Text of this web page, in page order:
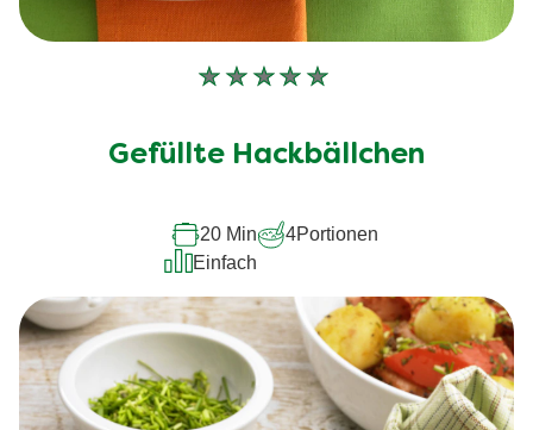
Keine
für
recipe
abgegeben
Gefüllte Hackbällchen
20 Min 4Portionen
Einfach